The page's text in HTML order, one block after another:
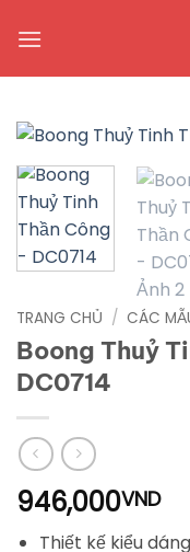
qua
TRANG CHỦ / CÁC
Boong Thuỷ
DC0714
946,000VND
Thiết kế kiểu